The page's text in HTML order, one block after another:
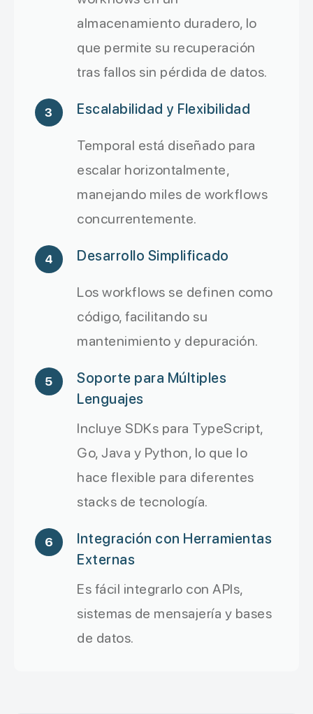
almacenamiento duradero, lo
que permite su recuperación
tras fallos sin pérdida de datos.
3 Escalabilidad y Flexibilidad
Temporal está diseñado para
escalar horizontalmente,
manejando miles de workflows
concurrentemente.
4 Desarrollo Simplificado
Los workflows se definen como
código, facilitando su
mantenimiento y depuración.
5
Soporte para Múltiples
Lenguajes
Incluye SDKs para TypeScript,
Go, Java y Python, lo que lo
hace flexible para diferentes
stacks de tecnología.
6
Integración con Herramientas
Externas
Es fácil integrarlo con APIs,
sistemas de mensajería y bases
de datos.